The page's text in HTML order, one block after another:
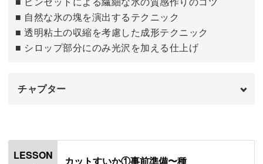
夏休みの宿題の自由研究としても役立ちますよ♪
溶けたり、なくなったりすることなく、夏のスイーツをず
この夏はおうちで涼しく、癒やしのフェイクスイーツ作り
にチャレンジしてみませんか？
■ 自然な氷の塊を演出するテクニック
■ 透明粘土の収縮を考慮した成形テクニック
■ シロップ部分にのみ光沢を加える仕上げ
チャプター
ピンセットで質感を表現する
LESSON
カットすいか①事前準備〜種